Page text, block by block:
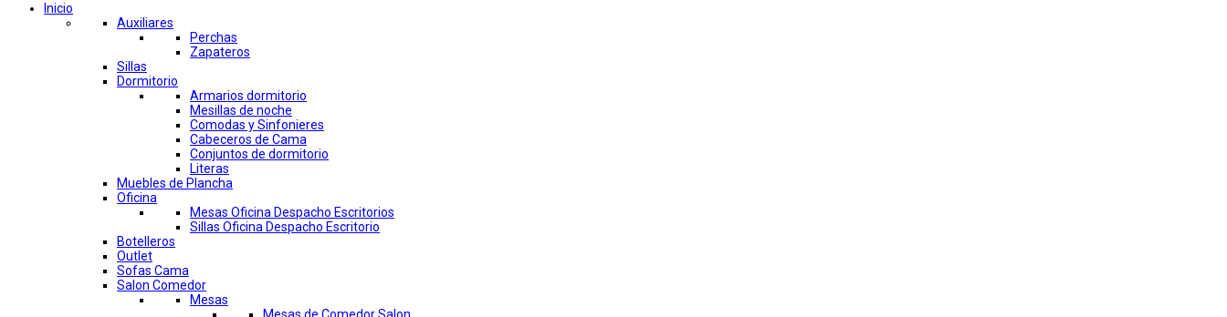
Inicio
Auxiliares
Perchas
Zapateros
Sillas
Dormitorio
Armarios dormitorio
Mesillas de noche
Comodas y Sinfonieres
Cabeceros de Cama
Conjuntos de dormitorio
Literas
Muebles de Plancha
Oficina
Mesas Oficina Despacho Escritorios
Sillas Oficina Despacho Escritorio
Botelleros
Outlet
Sofas Cama
Salon Comedor
Mesas